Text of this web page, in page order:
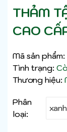
THẢM
CAO
Mã sản phẩm:
Tình trạng:
Thương hiệu:
Phân
loại:
xanh